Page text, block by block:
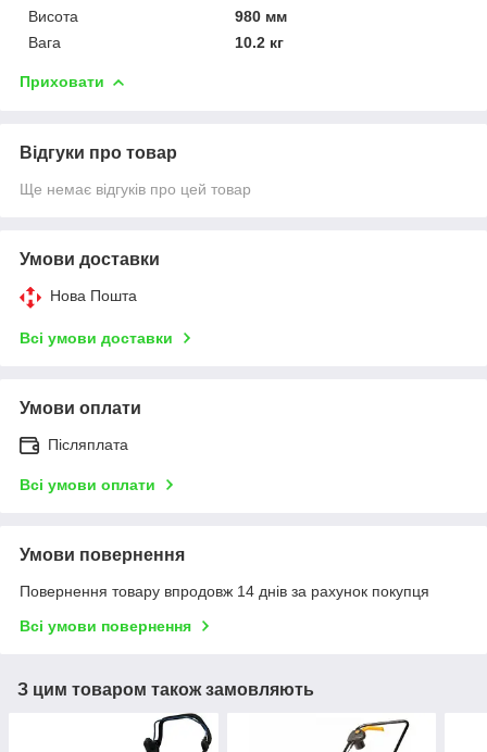
Висота
980 мм
Вага
10.2 кг
Приховати
Відгуки про товар
Ще немає відгуків про цей товар
Умови доставки
Нова Пошта
Всі умови доставки
Умови оплати
Післяплата
Всі умови оплати
Умови повернення
Повернення товару впродовж 14 днів за рахунок покупця
Всі умови повернення
З цим товаром також замовляють